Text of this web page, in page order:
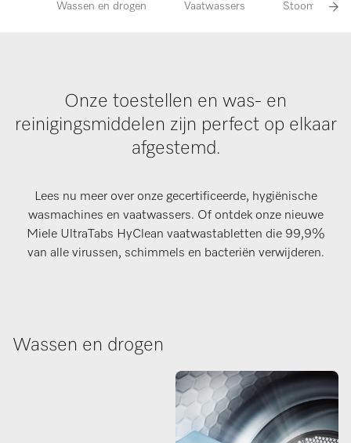
Wassen en drogen Vaatwassers Stoomovens
Onze toestellen en was- en
reinigingsmiddelen zijn perfect op elkaar
afgestemd.
Lees nu meer over onze gecertificeerde, hygiënische
wasmachines en vaatwassers. Of ontdek onze nieuwe
Miele UltraTabs HyClean vaatwastabletten die 99,9%
van alle virussen, schimmels en bacteriën verwijderen.
Wassen en drogen